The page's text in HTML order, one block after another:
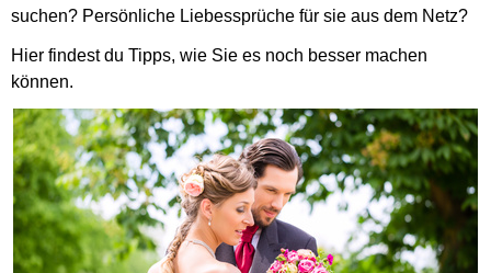
suchen? Persönliche Liebessprüche für sie aus dem Netz?
Hier findest du Tipps, wie Sie es noch besser machen
können.